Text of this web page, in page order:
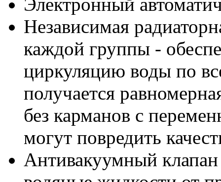
Независимая
каждой группы -
циркуляцию воды по
получается
без карманов с
могут повредить
Антивакуумный